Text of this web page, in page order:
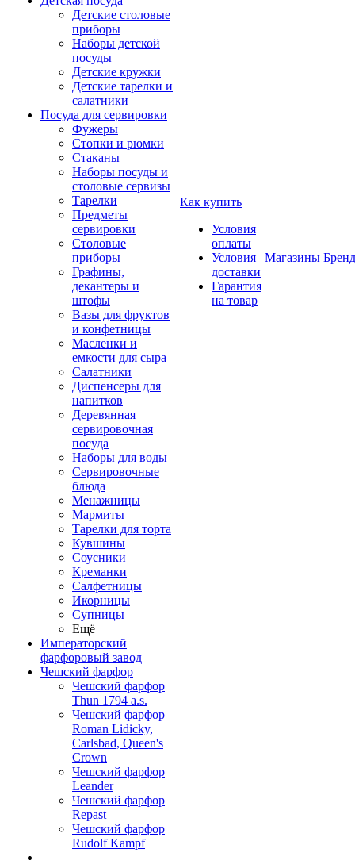
Детские столовые
приборы
Наборы детской
посуды
Детские кружки
Детские тарелки и
салатники
Посуда для сервировки
Фужеры
Стопки и рюмки
Стаканы
Наборы посуды и
столовые сервизы
Тарелки
Предметы
сервировки
Столовые
приборы
Графины,
декантеры и
штофы
Вазы для фруктов
и конфетницы
Масленки и
емкости для сыра
Салатники
Диспенсеры для
напитков
Деревянная
сервировочная
посуда
Наборы для воды
Сервировочные
блюда
Менажницы
Мармиты
Тарелки для торта
Кувшины
Соусники
Креманки
Салфетницы
Икорницы
Супницы
Ещё
Императорский
фарфоровый завод
Чешский фарфор
Чешский фарфор
Thun 1794 a.s.
Чешский фарфор
Roman Lidicky,
Carlsbad, Queen's
Crown
Чешский фарфор
Leander
Чешский фарфор
Repast
Чешский фарфор
Rudolf Kampf
Как купить
Условия
оплаты
Условия
доставки
Гарантия
на товар
Магазины